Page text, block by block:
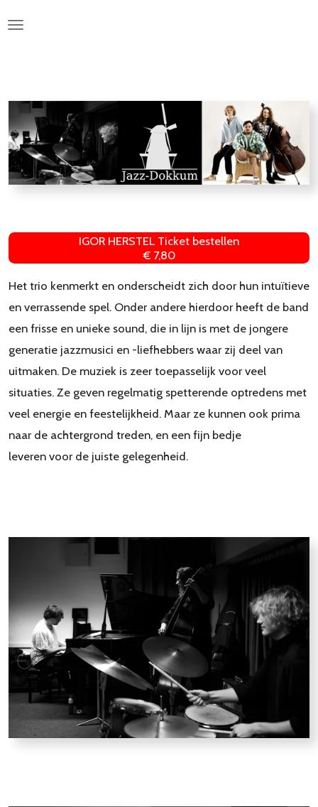
Ga
hoofdinhoud
IGOR HERSTEL Ticket bestellen
€ 7,80
Het trio kenmerkt en onderscheidt zich door hun intuïtieve
en verrassende spel. Onder andere hierdoor heeft de band
een frisse en unieke sound, die in lijn is met de jongere
generatie jazzmusici en -liefhebbers waar zij deel van
uitmaken. De muziek is zeer toepasselijk voor veel
situaties. Ze geven regelmatig spetterende optredens met
veel energie en feestelijkheid. Maar ze kunnen ook prima
naar de achtergrond treden, en een fijn bedje
leveren voor de juiste gelegenheid.